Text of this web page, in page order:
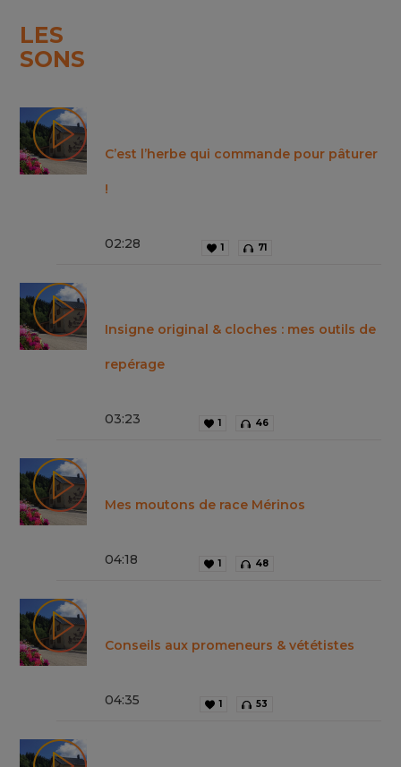
LES
SONS
C’est l’herbe qui commande pour pâturer
!
02:28 1 71
Insigne original & cloches : mes outils de
repérage
03:23 1 46
Mes moutons de race Mérinos
04:18 1 48
Conseils aux promeneurs & vététistes
04:35 1 53